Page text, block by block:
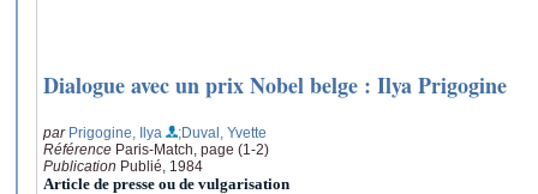
Dialogue avec un prix Nobel belge : Ilya Prigogine
par Prigogine, Ilya
;Duval, Yvette
Référence Paris-Match, page (1-2)
Publication Publié, 1984
Article de presse ou de vulgarisation